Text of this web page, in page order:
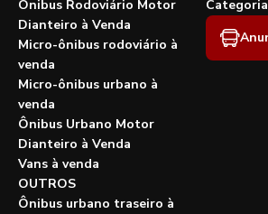
Ônibus Rodoviário Motor
Dianteiro à Venda
Micro-ônibus rodoviário à
venda
Micro-ônibus urbano à
venda
Ônibus Urbano Motor
Dianteiro à Venda
Vans à venda
OUTROS
Ônibus urbano traseiro à